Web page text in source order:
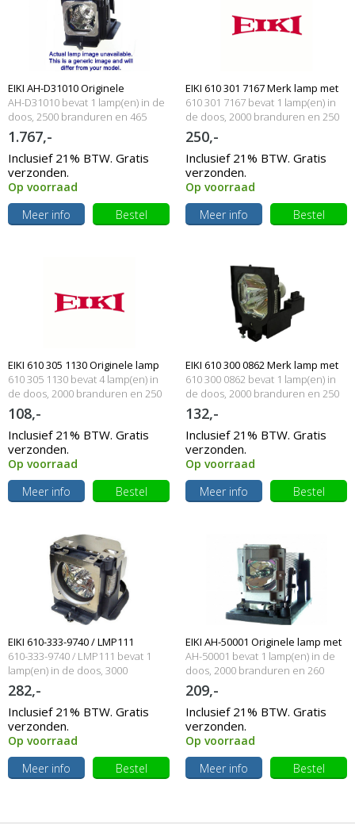
EIKI AH-D31010 Originele
lampmodule
AH-D31010 bevat 1 lamp(en) in de
doos, 2500 branduren en 465
Watt
1.767,-
Inclusief 21% BTW. Gratis
verzonden.
Op voorraad
Meer info
Bestel
EIKI 610 301 7167 Merk lamp met
behuizing
610 301 7167 bevat 1 lamp(en) in
de doos, 2000 branduren en 250
Watt
250,-
Inclusief 21% BTW. Gratis
verzonden.
Op voorraad
Meer info
Bestel
EIKI 610 305 1130 Originele lamp
met behuizing
610 305 1130 bevat 4 lamp(en) in
de doos, 2000 branduren en 250
Watt
108,-
Inclusief 21% BTW. Gratis
verzonden.
Op voorraad
Meer info
Bestel
EIKI 610 300 0862 Merk lamp met
behuizing
610 300 0862 bevat 1 lamp(en) in
de doos, 2000 branduren en 250
Watt
132,-
Inclusief 21% BTW. Gratis
verzonden.
Op voorraad
Meer info
Bestel
EIKI 610-333-9740 / LMP111
Originele lamp met behuizing
610-333-9740 / LMP111 bevat 1
lamp(en) in de doos, 3000
branduren en 275 Watt
282,-
Inclusief 21% BTW. Gratis
verzonden.
Op voorraad
Meer info
Bestel
EIKI AH-50001 Originele lamp met
behuizing
AH-50001 bevat 1 lamp(en) in de
doos, 2000 branduren en 260
Watt
209,-
Inclusief 21% BTW. Gratis
verzonden.
Op voorraad
Meer info
Bestel